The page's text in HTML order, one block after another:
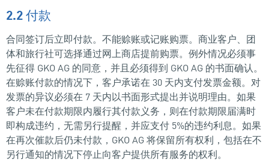
2.2 付款
合同签订后立即付款。不能赊账或记账购票。商业客户、团
体和旅行社可选择通过网上商店提前购票。例外情况必须事
先征得 GKO AG 的同意，并且必须得到 GKO AG 的书面确认。
在赊账付款的情况下，客户承诺在 30 天内支付发票金额。对
发票的异议必须在 7 天内以书面形式提出并说明理由。如果
客户未在付款期限内履行其付款义务，则在付款期限届满时
即构成违约，无需另行提醒，并应支付 5%的违约利息。如果
在再次催款后仍未付款，GKO AG 将保留所有权利，包括在不
另行通知的情况下停止向客户提供所有服务的权利。